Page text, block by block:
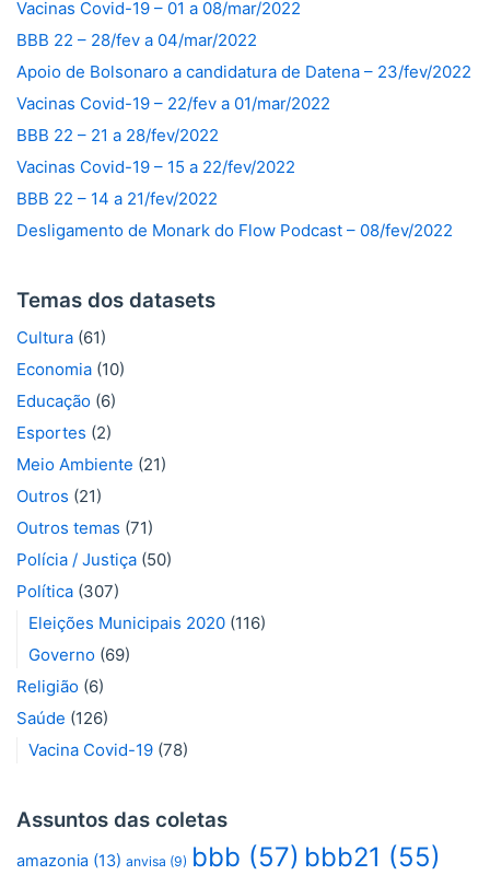
Vacinas Covid-19 – 01 a 08/mar/2022
BBB 22 – 28/fev a 04/mar/2022
Apoio de Bolsonaro a candidatura de Datena – 23/fev/2022
Vacinas Covid-19 – 22/fev a 01/mar/2022
BBB 22 – 21 a 28/fev/2022
Vacinas Covid-19 – 15 a 22/fev/2022
BBB 22 – 14 a 21/fev/2022
Desligamento de Monark do Flow Podcast – 08/fev/2022
Temas dos datasets
Cultura (61)
Economia (10)
Educação (6)
Esportes (2)
Meio Ambiente (21)
Outros (21)
Outros temas (71)
Polícia / Justiça (50)
Política (307)
Eleições Municipais 2020 (116)
Governo (69)
Religião (6)
Saúde (126)
Vacina Covid-19 (78)
Assuntos das coletas
amazonia (13) anvisa (9) bbb (57) bbb21 (55)